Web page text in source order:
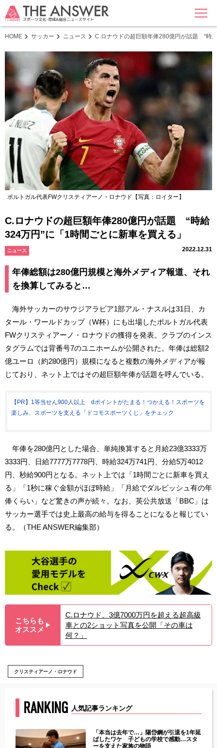
MENU
HOME サッカー ニュース C.ロナウドの超巨額年俸280億円が話題 “時
ポルトガル代表FWクリスティアーノ・ロナウド【写真：ロイター】
C.ロナウドの超巨額年俸280億円が話題 “時給
324万円”に「1時間ごとに新車を買える」
ニュース 2022.12.31
年俸総額は280億円規模と海外メディア報道、それ
を換算してみると…
海外サッカーのサウジアラビア1部アル・ナスルは31日、カ
タール・ワールドカップ（W杯）にも出場したポルトガル代表
FWクリスティアーノ・ロナウドの獲得を発表。クラブのインス
タグラムでは背番号7のユニホームが公開された。年俸は総額2
億ユーロ（約280億円）規模になると複数の海外メディアが報
じており、ネット上ではその超巨額年俸が話題を呼んでいる。
【PR】1等当せん900人以上 dポイントがたまる！つかえる！スポーツを
楽しみ、スポーツを支える「ドコモスポーツくじ」をチェック
年俸を280億円とした場合、単純換算すると月給23億3333万
3333円、日給7777万7778円、時給324万741円、分給5万4012
円、秒給900円となる。ネット上では「1時間ごとに新車を買え
る」「1秒に稼ぐ金額がほぼ時給」「月給でダルビッシュ有の年
俸くらい」など驚きの声が続々。なお、英公共放送「BBC」は
サッカー選手では史上最高の給与を得ることになると報じてい
る。（THE ANSWER編集部）
こちらも
オススメ ▶︎
C.ロナウド、3億7000万円を超える超高級
車との2ショット写真を公開「その車は
何？」
クリスティアーノ・ロナウド
RANKING 人気記事ランキング
「本当は去年で…」陽岱鋼が引退を1年延
ばしたワケ 子どもの学校で感動…スタ
ーを支えた家族の物語